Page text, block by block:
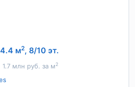
м2, 8/10 эт.
1.7 млн руб. за м2